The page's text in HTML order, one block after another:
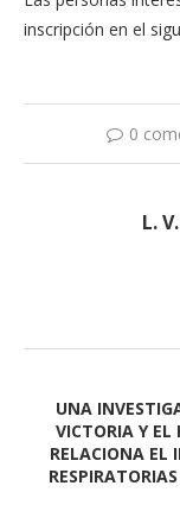
inscripción en el
0
L. V.
UNA
VICTORIA Y EL
RELACIONA EL